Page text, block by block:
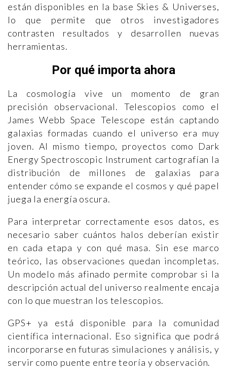
están disponibles en la base Skies & Universes,
lo que permite que otros investigadores
contrasten resultados y desarrollen nuevas
herramientas.
Por qué importa ahora
La cosmología vive un momento de gran
precisión observacional. Telescopios como el
James Webb Space Telescope están captando
galaxias formadas cuando el universo era muy
joven. Al mismo tiempo, proyectos como Dark
Energy Spectroscopic Instrument cartografían la
distribución de millones de galaxias para
entender cómo se expande el cosmos y qué papel
juega la energía oscura.
Para interpretar correctamente esos datos, es
necesario saber cuántos halos deberían existir
en cada etapa y con qué masa. Sin ese marco
teórico, las observaciones quedan incompletas.
Un modelo más afinado permite comprobar si la
descripción actual del universo realmente encaja
con lo que muestran los telescopios.
GPS+ ya está disponible para la comunidad
científica internacional. Eso significa que podrá
incorporarse en futuras simulaciones y análisis, y
servir como puente entre teoría y observación.